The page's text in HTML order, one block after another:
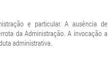
e particular. A ausência de
da Administração. A invocação a
administrativa.